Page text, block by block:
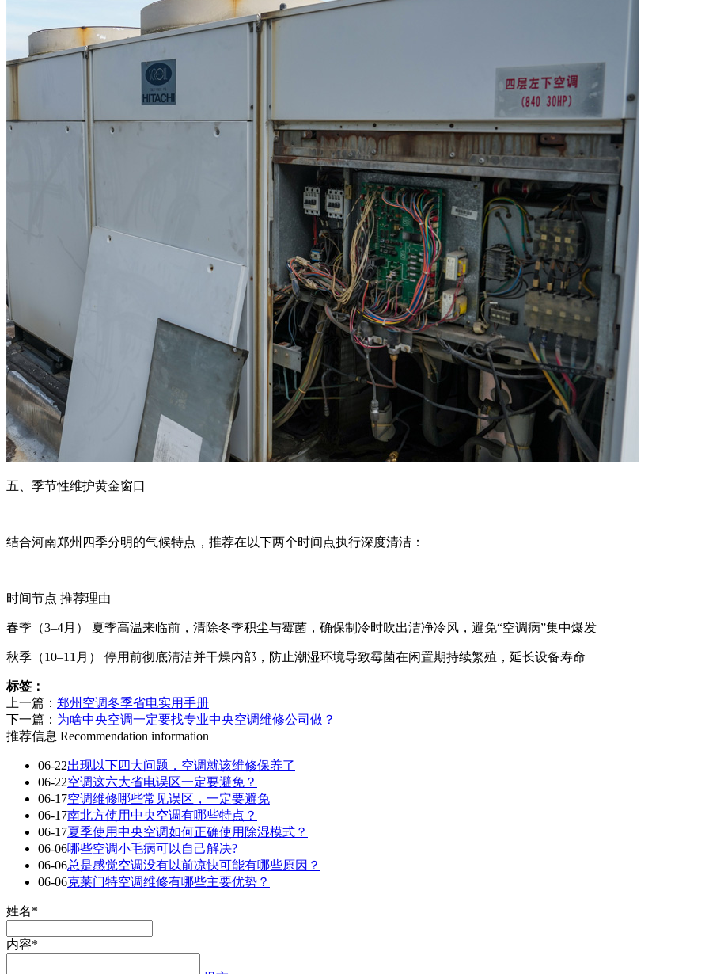
五、季节性维护黄金窗口‌
结合河南郑州四季分明的气候特点，推荐在以下两个时间点执行深度清洁：
时间节点 推荐理由
春季（3–4月）‌ 夏季高温来临前，清除冬季积尘与霉菌，确保制冷时吹出洁净冷风，避免“空调病”集中爆发
秋季（10–11月）‌ 停用前彻底清洁并干燥内部，防止潮湿环境导致霉菌在闲置期持续繁殖，延长设备寿命
标签：
上一篇： 郑州空调冬季省电实用手册
下一篇： 为啥中央空调一定要找专业中央空调维修公司做？
推荐信息 Recommendation information
06-22出现以下四大问题，空调就该维修保养了
06-22空调这六大省电误区一定要避免？
06-17空调维修哪些常见误区，一定要避免
06-17南北方使用中央空调有哪些特点？
06-17夏季使用中央空调如何正确使用除湿模式？
06-06哪些空调小毛病可以自己解决?
06-06总是感觉空调没有以前凉快可能有哪些原因？
06-06克莱门特空调维修有哪些主要优势？
姓名*
内容*